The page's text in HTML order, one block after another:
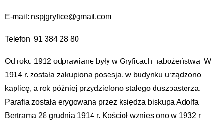
E-mail: nspjgryfice@gmail.com
Telefon: 91 384 28 80
Od roku 1912 odprawiane były w Gryficach nabożeństwa. W
1914 r. została zakupiona posesja, w budynku urządzono
kaplicę, a rok później przydzielono stałego duszpasterza.
Parafia została erygowana przez księdza biskupa Adolfa
Bertrama 28 grudnia 1914 r. Kościół wzniesiono w 1932 r.